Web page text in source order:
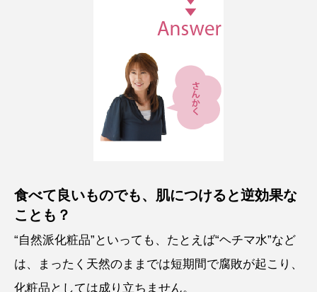
食べて良いものでも、肌につけると逆効果な
ことも？
“自然派化粧品”といっても、たとえば“ヘチマ水”など
は、まったく天然のままでは短期間で腐敗が起こり、
化粧品としては成り立ちません。